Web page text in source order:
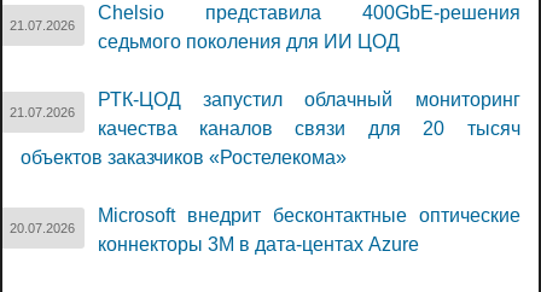
21.07.2026
Chelsio представила 400GbE-решения
седьмого поколения для ИИ ЦОД
21.07.2026
РТК-ЦОД запустил облачный мониторинг
качества каналов связи для 20 тысяч
объектов заказчиков «Ростелекома»
20.07.2026
Microsoft внедрит бесконтактные оптические
коннекторы 3M в дата-центах Azure